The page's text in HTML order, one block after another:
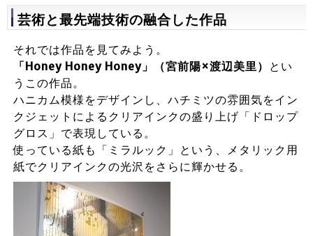
芸術と最先端技術の融合した作品
それでは作品を見てみよう。
「Honey Honey Honey」（宮前陽×渡辺美里） とい
うこの作品。
ハニカム模様をデザインし、ハチミツの雰囲気をイン
クジェットによるクリアインクの盛り上げ「ドロップ
グロス」で表現している。
使っている紙も「ミラルック」という、メタリック用
紙でクリアインクの光沢をさらに輝かせる。